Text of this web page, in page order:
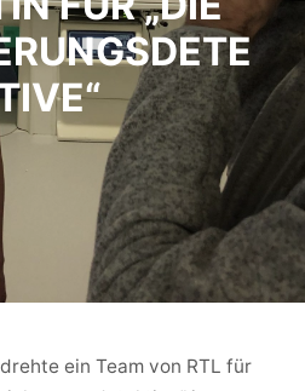
ein Team von RTL für